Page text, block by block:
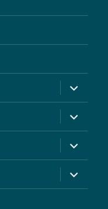
öffnen
öffnen
öffnen
öffnen